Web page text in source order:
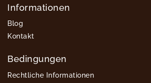
Informationen
Blog
Kontakt
Bedingungen
Rechtliche Informationen